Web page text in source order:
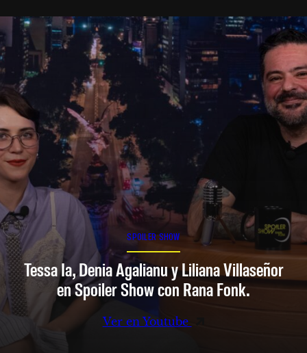
SPOILER SHOW
Tessa Ia, Denia Agalianu y Liliana Villaseñor
en Spoiler Show con Rana Fonk.
Ver en Youtube